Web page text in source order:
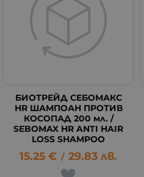
БИОТРЕЙД СЕБОМАКС
HR ШАМПОАН ПРОТИВ
КОСОПАД 200 мл. /
SEBOMAX HR ANTI HAIR
LOSS SHAMPOO
15.25 € / 29.83 лв.